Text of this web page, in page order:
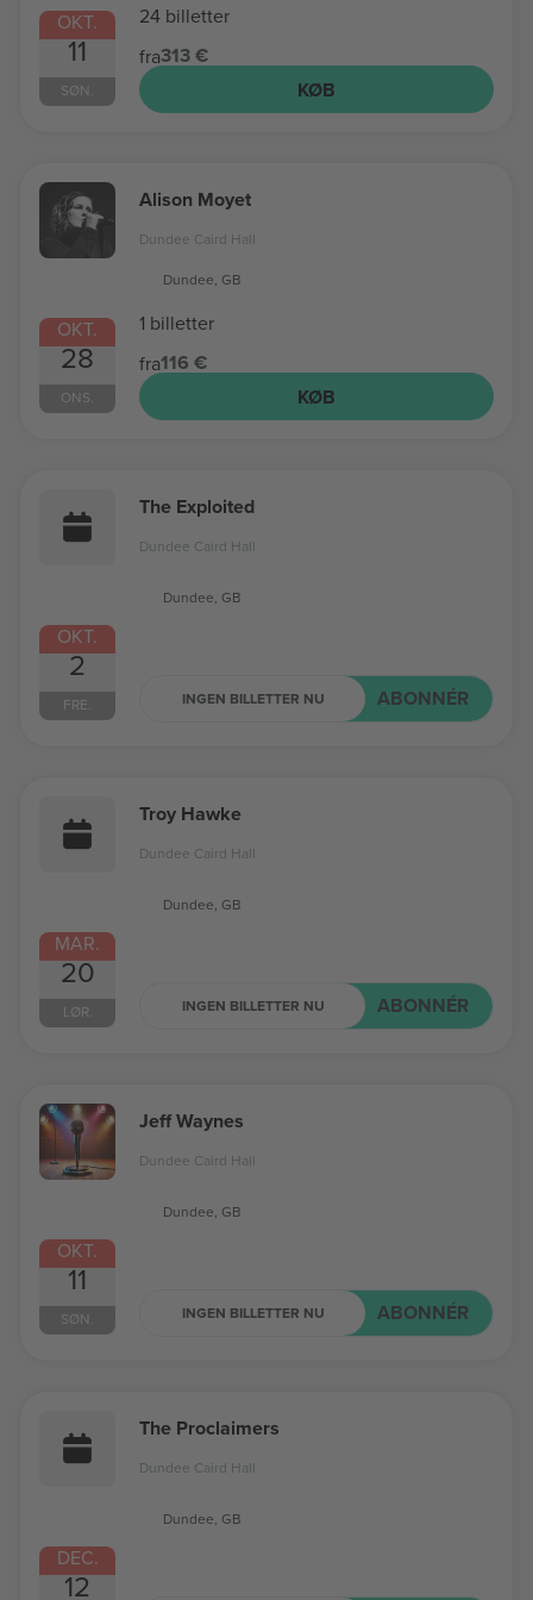
OKT.
11
SØN.
24 billetter
fra313 €
KØB
OKT.
28
ONS.
Alison Moyet
Dundee Caird Hall
Dundee, GB
1 billetter
fra116 €
KØB
OKT.
2
FRE.
The Exploited
Dundee Caird Hall
Dundee, GB
INGEN BILLETTER NU ABONNÉR
MAR.
20
LØR.
Troy Hawke
Dundee Caird Hall
Dundee, GB
INGEN BILLETTER NU ABONNÉR
OKT.
11
SØN.
Jeff Waynes
Dundee Caird Hall
Dundee, GB
INGEN BILLETTER NU ABONNÉR
DEC.
12
The Proclaimers
Dundee Caird Hall
Dundee, GB